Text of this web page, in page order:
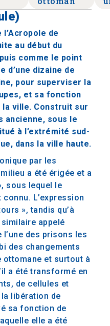
de
au début du
comme le point
d’une dizaine de
pour superviser la
et sa fonction
la ville. Construit sur
ancienne, sous le
à l’extrémité sud-
dans la ville haute.
par les
a été érigée et a
sous lequel le
L’expression
», tandis qu’à
appelé
l’une des prisons les
des changements
ottomane et surtout à
a été transformé en
de cellules et
libération de
sa fonction de
elle a été